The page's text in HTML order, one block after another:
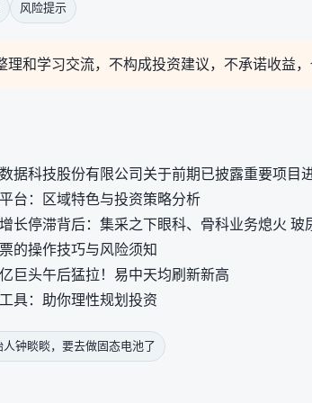
风险提示
理和学习交流，不构成投资建议，不承诺收益
数据科技股份有限公司关于前期已披露重要项目
台：区域特色与投资策略分析
长停滞背后：集采之下眼科、骨科业务熄火 玻
的操作技巧与风险须知
巨头午后猛拉！易中天均刷新新高
具：助你理性规划投资
人钟睒睒，要去做固态电池了